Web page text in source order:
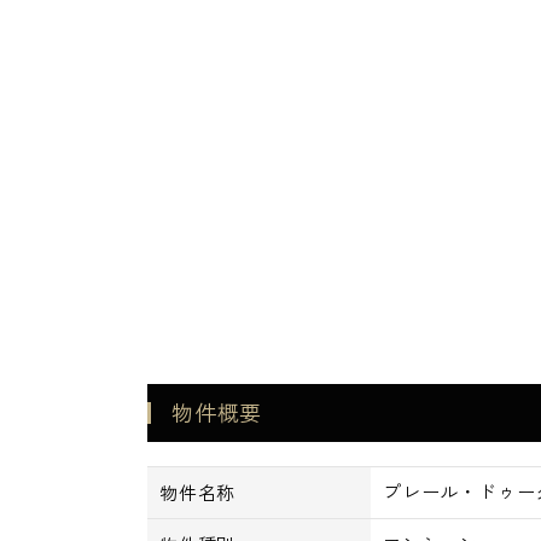
昭和鉄道高等学校 徒歩6分
豊島学院 高等学校 徒歩7分
物件概要
物件名称 プレール・ドゥー